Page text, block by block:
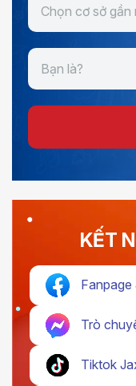
KẾT
Fanpage
Trò
Tiktok